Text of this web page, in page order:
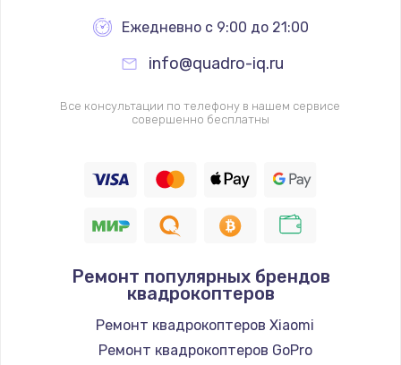
Ежедневно с 9:00 до 21:00
info@quadro-iq.ru
Все консультации по телефону в нашем сервисе
совершенно бесплатны
Ремонт популярных брендов
квадрокоптеров
Ремонт квадрокоптеров Xiaomi
Ремонт квадрокоптеров GoPro